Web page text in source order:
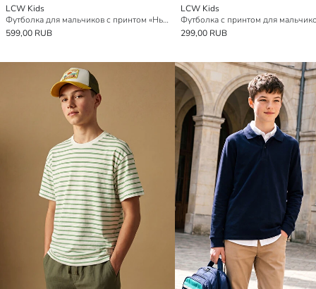
LCW Kids
Футболка для мальчиков с принтом «Нью-Йорк»
599,00 RUB
LCW Kids
Футболка с принтом для
299,00 RUB